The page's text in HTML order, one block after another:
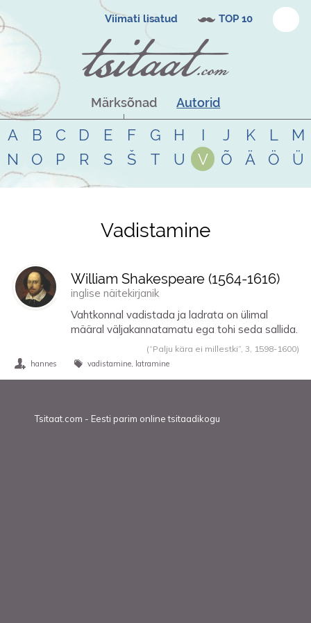
Viimati lisatud TOP 10
Märksõnad Autorid
A B C D E F G H I J K L
M
N
O P R S Š T U V Õ Ä Ö Ü
Tsitaadid teemalvadistamine
Vadistamine
William Shakespeare (1564-1616)
inglise näitekirjanik
Vahtkonnal vadistada ja ladrata on ülimal
määral väljakannatamatu ega tohi seda sallida.
(“Palju kära ei millestki”, 3, 1598- 1600)
hannes vadistamine latramine
Tsitaat.com - Eesti parim online tsitaadikogu